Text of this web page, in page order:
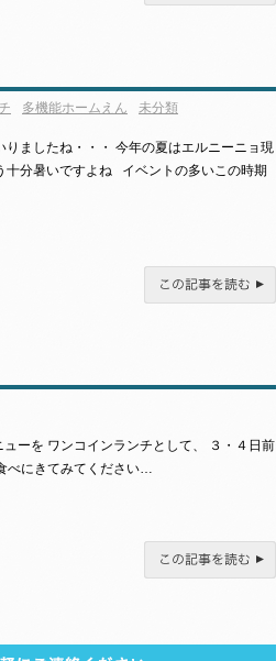
多機能ホームえん 未分類
ましたね・・・ 今年の夏はエルニーニョ現
十分暑いですよね イベントの多いこの時期
ーを ワンコインランチとして、 ３・４日前
べにきてみてください…